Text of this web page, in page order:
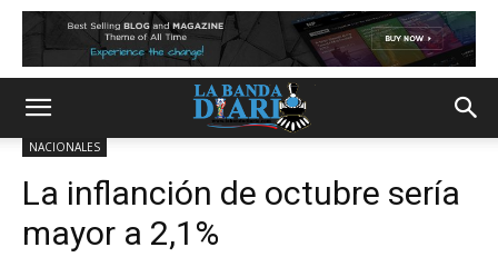
NACIONALES
La inflanción de octubre sería
mayor a 2,1%